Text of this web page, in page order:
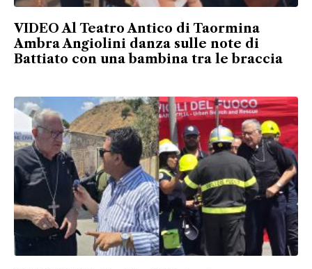
VIDEO Al Teatro Antico di Taormina
Ambra Angiolini danza sulle note di
Battiato con una bambina tra le braccia